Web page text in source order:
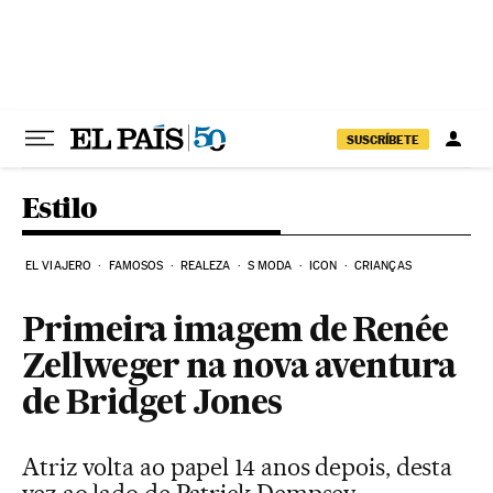
SUSCRÍBETE
Estilo
EL VIAJERO FAMOSOS REALEZA S MODA ICON CRIANÇAS
Primeira imagem de Renée
Zellweger na nova aventura
de Bridget Jones
Atriz volta ao papel 14 anos depois, desta